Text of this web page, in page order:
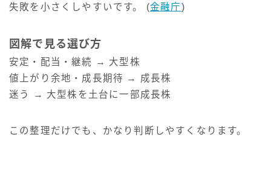
失敗を小さくしやすいです。 (金融庁)
図解で見る選び方
安定・配当・継続 → 大型株
値上がり余地・成長期待 → 成長株
迷う → 大型株を土台に一部成長株
この整理だけでも、かなり判断しやすくなります。